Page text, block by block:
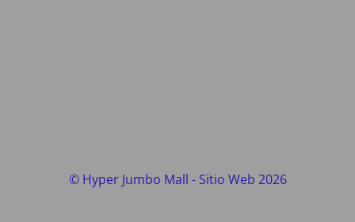
© Hyper Jumbo Mall - Sitio Web 2026